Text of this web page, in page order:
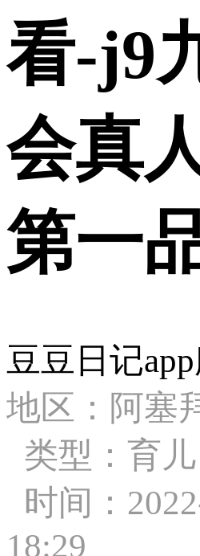
看-j9
会真
第一
豆豆日记
地区：阿塞
类型：育儿
时间：
18:29